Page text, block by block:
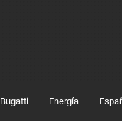
Bugatti Energía